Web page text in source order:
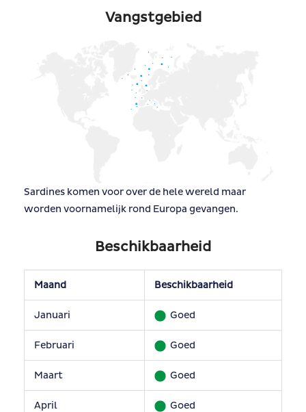
Vangstgebied
Sardines komen voor over de hele wereld maar
worden voornamelijk rond Europa gevangen.
Beschikbaarheid
Maand Beschikbaarheid
Januari Goed
Februari Goed
Maart Goed
April Goed